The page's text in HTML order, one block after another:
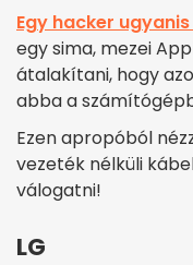
Egy hacker
egy sima, mezei
átalakítani, hogy
abba a
Ezen apropóból
vezeték nélküli
válogatni!
LG